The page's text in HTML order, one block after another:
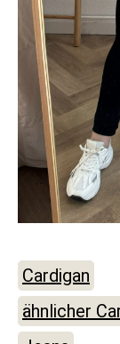
Cardigan
ähnlicher